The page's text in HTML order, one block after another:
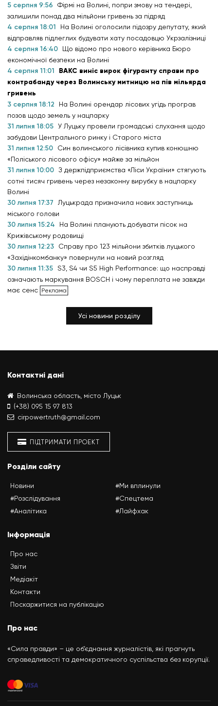
5 серпня 9:56
Фірмі на Волині, попри змову на тендері,
залишили понад два мільйони гривень за підряд
4 серпня 18:01
На Волині оголосили підозру депутату, який
відправляв підлеглих будувати хату посадовцю Укрзалізниці
4 серпня 16:40
Що відомо про нового керівника Бюро
економічної безпеки на Волині
4 серпня 11:01
ВАКС виніс вирок фігуранту справи про
контрабанду через Волинську митницю на пів мільярда
гривень
3 серпня 18:12
На Волині орендар лісових угідь програв
позов щодо земель у нацпарку
31 липня 18:05 У Луцьку провели громадські слухання щодо
забудови Центрального ринку і Старого міста
31 липня 12:50
Син волинського лісівника купив конюшню
«Поліського лісового офісу» майже за мільйон
31 липня 10:00 З держпідприємства «Ліси України» стягують
сотні тисяч гривень через незаконну вирубку в нацпарку
Волині
30 липня 17:37
Луцькрада призначила нових заступниць
міського голови
30 липня 15:24
На Волині планують добувати пісок на
Крижівському родовищі
30 липня 12:23
Справу про 123 мільйони збитків луцького
«Західінкомбанку» повернули на новий розгляд
30 липня 11:35 S3, S4 чи S5 High Performance: що насправді
означають маркування BOSCH і чому переплата не завжди
має сенс
Усі новини розділу
Контактні дані
Волинська область, місто Луцьк
(+38) 095 15 97 813
cirpowertruth@gmail.com
ПІДТРИМАТИ ПРОЕКТ
Розділи сайту
Новини
#Розслідування
#Аналітика
#Ми вплинули
#Спецтема
#Лайфхак
Інформація
Про нас
Звіти
Медіакіт
Контакти
Поскаржитися на публікацію
Про нас
«Сила правди» – це об’єднання журналістів, які прагнуть
справедливості та демократичного суспільства без корупції.